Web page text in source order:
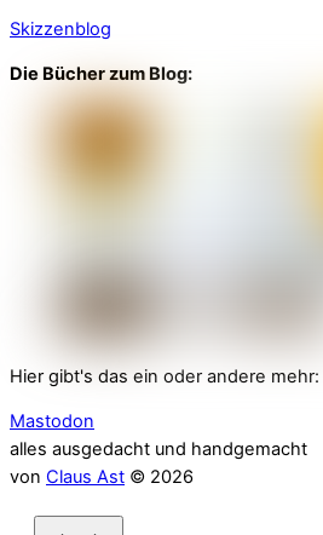
Skizzenblog
Die Bücher zum Blog:
Hier gibt's das ein oder andere mehr:
Mastodon
alles ausgedacht und handgemacht
von Claus Ast © 2026